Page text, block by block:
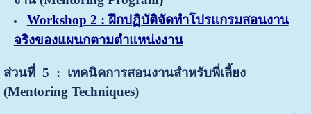
Workshop 2 : ฝึกปฏิบัติจัดทำโปรแกรมสอนงาน
จริงของแผนกตามตำแหน่งงาน
ส่วนที่ 5 : เทคนิคการสอนงานสำหรับพี่เลี้ยง
(Mentoring Techniques)